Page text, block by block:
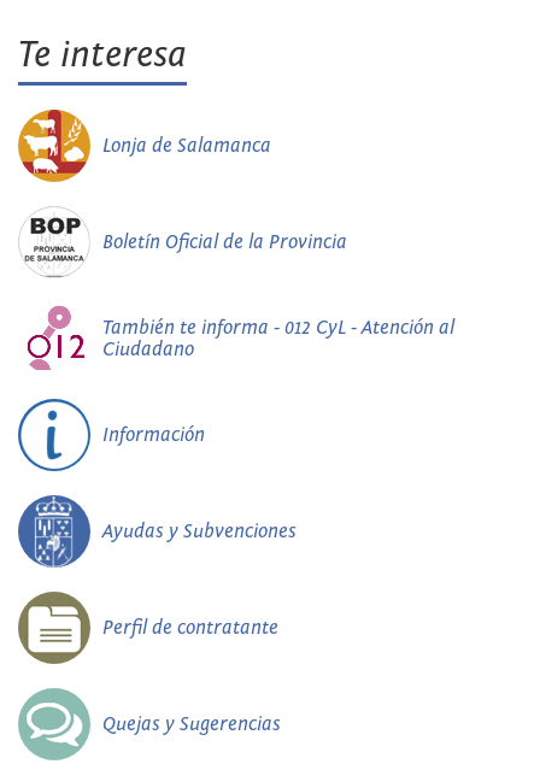
Te interesa
Lonja de Salamanca
Boletín Oficial de la Provincia
También te informa - 012 CyL - Atención al
Ciudadano
Información
Ayudas y Subvenciones
Perfil de contratante
Quejas y Sugerencias